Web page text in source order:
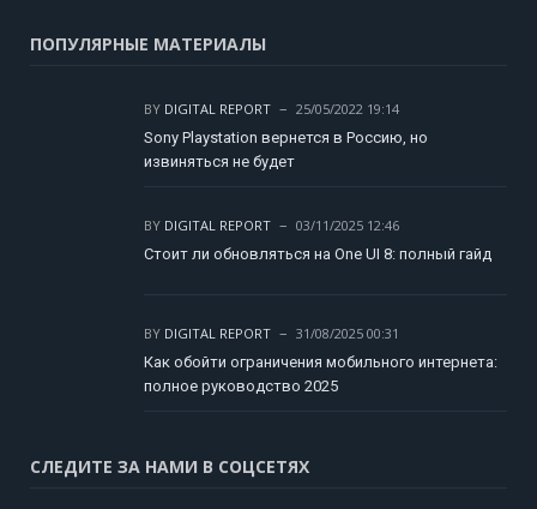
ПОПУЛЯРНЫЕ МАТЕРИАЛЫ
BY DIGITAL REPORT
25/05/2022 19:14
Sony Playstation вернется в Россию, но
извиняться не будет
BY DIGITAL REPORT
03/11/2025 12:46
Стоит ли обновляться на One UI 8: полный гайд
BY DIGITAL REPORT
31/08/2025 00:31
Как обойти ограничения мобильного интернета:
полное руководство 2025
СЛЕДИТЕ ЗА НАМИ В СОЦСЕТЯХ